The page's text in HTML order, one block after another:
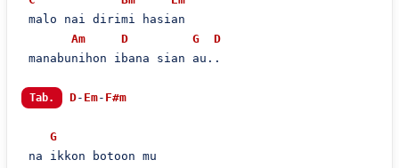
malo nai dirimi hasian
Am
D G
D
manabunihon ibana sian au..
Tab. D- Em- F#m
G
na ikkon botoon mu